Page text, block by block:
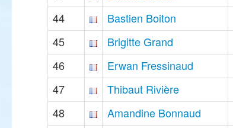
44
Bastien Boiton
45
Brigitte Grand
46
Erwan Fressinaud
47
Thibaut Rivière
48
Amandine Bonnaud